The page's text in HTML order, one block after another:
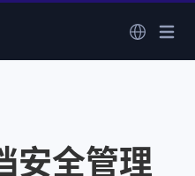
安全管理